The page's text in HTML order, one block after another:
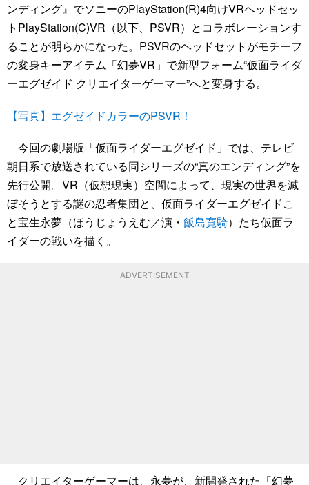
ンディング』でソニーのPlayStation(R)4向けVRヘッドセッ
トPlayStation(C)VR（以下、PSVR）とコラボレーションす
ることが明らかになった。PSVRのヘッドセットがモチーフ
の変身キーアイテム「幻夢VR」で新型フォーム“仮面ライダ
ーエグゼイド クリエイターゲーマー”へと変身する。
【写真】エグゼイドカラーのPSVR！
今回の劇場版「仮面ライダーエグゼイド」では、テレビ
朝日系で放送されている同シリーズの“真のエンディング”を
先行公開。VR（仮想現実）空間によって、現実の世界を滅
ぼそうとする謎の忍者集団と、仮面ライダーエグゼイドこ
と宝生永夢（ほうじょうえむ／演・ 飯島寛騎）たち仮面ラ
イダーの戦いを描く。
ADVERTISEMENT
クリエイターゲーマーは、永夢が、新開発された「幻夢